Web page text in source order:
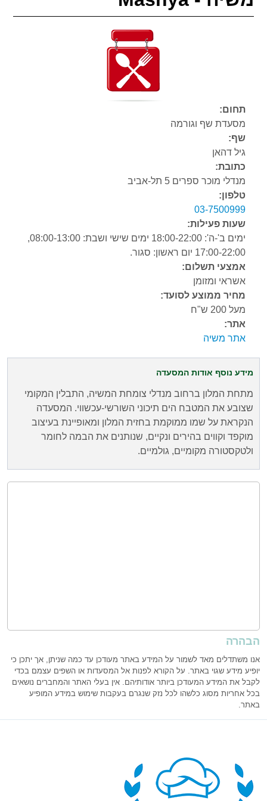
תחום:
מסעדת שף וגורמה
שף:
גיל דהאן
כתובת:
מנדלי מוכר ספרים 5 תל-אביב
טלפון:
03-7500999
שעות פעילות:
ימים ב'-ה': 18:00-22:00 ימים שישי ושבת: 08:00-13:00,
17:00-22:00 יום ראשון: סגור.
אמצעי תשלום:
אשראי ומזומן
מחיר ממוצע לסועד:
מעל 200 ש"ח
אתר:
אתר משיה
מידע נוסף אודות המסעדה
מתחת המלון ברחוב מנדלי צומחת המשיה, התבלין המקומי
שצובע את המטבח הים תיכוני השורשי-עכשווי. המסעדה
הנקראת על שמו ממוקמת בחזית המלון ומאופיינת בעיצוב
מוקפד וקווים בהירים ונקיים, שנותנים את הבמה לחומר
ולטקסטורה מקומיים, גולמיים.
הבהרה
אנו משתדלים מאד לשמור על המידע באתר מעודכן עד כמה שניתן, אך יתכן כי
יופיע מידע שגוי באתר. על הקורא לפנות אל המסעדות או השפים עצמם בכדי
לקבל את המידע המעודכן ביותר אודותיהם. אין בעלי האתר והמחברים נושאים
בכל אחריות מסוג כלשהו לכל נזק שנגרם בעקבות שימוש במידע המופיע
באתר.